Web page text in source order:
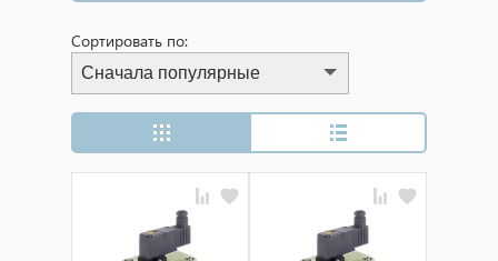
Сортировать по:
Сначала популярные
Сначала популярные
Сначала дешевые
Сначала дорогие
Сначала новинки